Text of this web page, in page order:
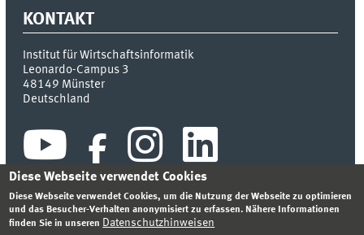
KONTAKT
Institut für Wirtschaftsinformatik
Leonardo-Campus 3
48149 Münster
Deutschland
Diese Webseite verwendet Cookies
Diese Webseite verwendet Cookies, um die Nutzung der Webseite zu optimieren
und das Besucher-Verhalten anonymisiert zu erfassen. Nähere Informationen
finden Sie in unseren Datenschutzhinweisen